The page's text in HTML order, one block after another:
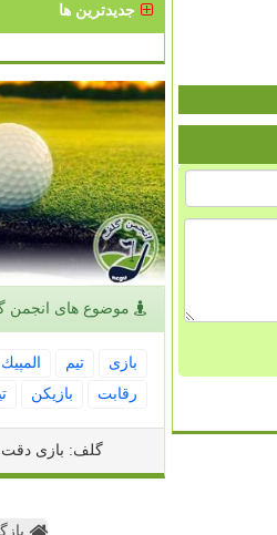
جدیدترین ها
موضوع های انجمن
بازی تیم المپیك
رقابت
بازیكن
گلف: بازی